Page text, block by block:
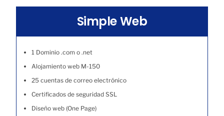
Simple Web
1 Dominio .com o .net
Alojamiento web M-150
25 cuentas de correo electrónico
Certificados de seguridad SSL
Diseño web (One Page)